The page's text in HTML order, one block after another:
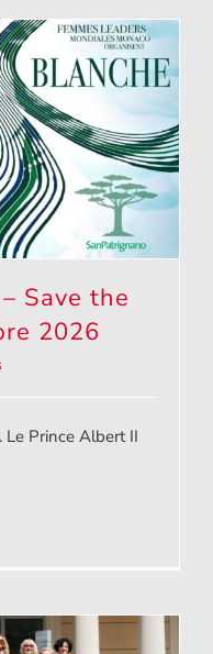
Save the
2026
Le Prince Albert II